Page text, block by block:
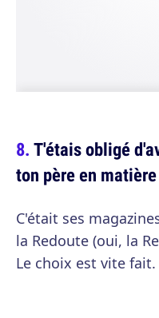
T'étais obligé
ton père en
C'était ses
la Redoute (oui, la
Le choix est vite fait.